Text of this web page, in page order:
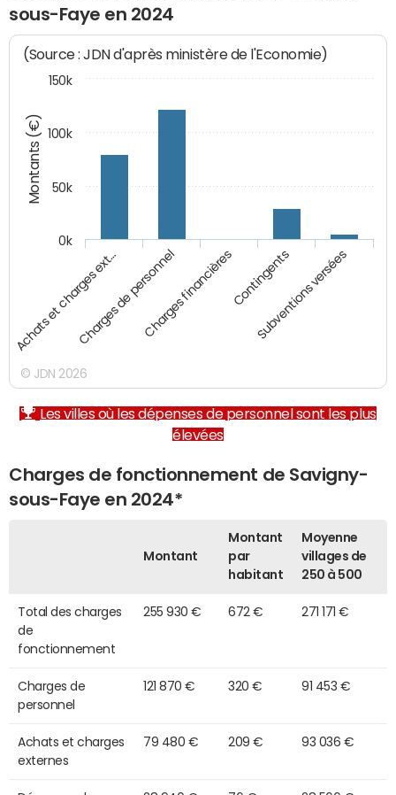
sous-Faye en 2024
Montants (€)
(Source : JDN d'après ministère de l'Economie)
Achats et charges ext…Charges de personnelCharges financièresContingents
Subventions versées
0k
50k
100k
150k
© JDN 2026
Les villes où les dépenses de personnel sont les plus
élevées
Charges de fonctionnement de Savigny-
sous-Faye en 2024*
Montant
Montant
par
habitant
Moyenne
villages de
250 à 500
Total des charges
de
fonctionnement
255 930 € 672 € 271 171 €
Charges de
personnel
121 870 € 320 € 91 453 €
Achats et charges
externes
79 480 € 209 € 93 036 €